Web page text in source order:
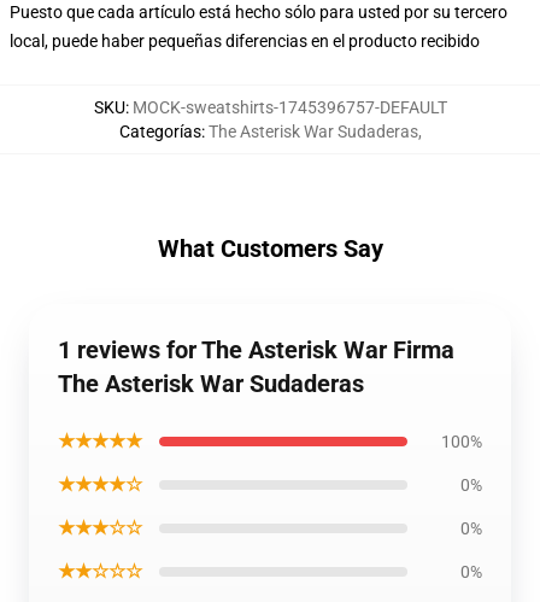
Puesto que cada artículo está hecho sólo para usted por su tercero
local, puede haber pequeñas diferencias en el producto recibido
SKU: MOCK-sweatshirts-1745396757-DEFAULT
Categorías:The Asterisk War Sudaderas,
What Customers Say
1 reviews for The Asterisk War Firma
The Asterisk War Sudaderas
★★★★★ 100%
★★★★☆ 0%
★★★☆☆ 0%
★★☆☆☆ 0%